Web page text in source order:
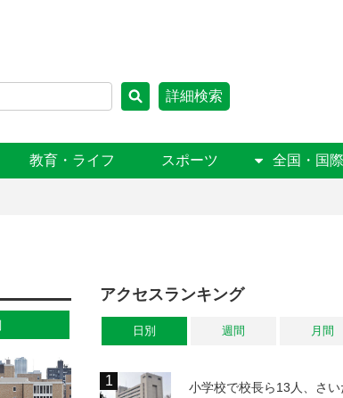
詳細検索
教育・ライフ スポーツ 全国・国際
アクセスランキング
日別 週間 月間
小学校で校長ら13人、さい